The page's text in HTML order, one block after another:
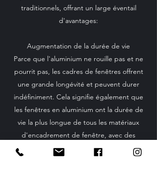
traditionnels, offrant un large éventail
d'avantages:
Augmentation de la durée de vie
Parce que l'aluminium ne rouille pas et ne
pourrit pas, les cadres de fenêtres offrent
une grande longévité et peuvent durer
indéfiniment. Cela signifie également que
les fenêtres en aluminium ont la durée de
vie la plus longue de tous les matériaux
d'encadrement de fenêtre, avec des
périodes de remplacement typiques de 40